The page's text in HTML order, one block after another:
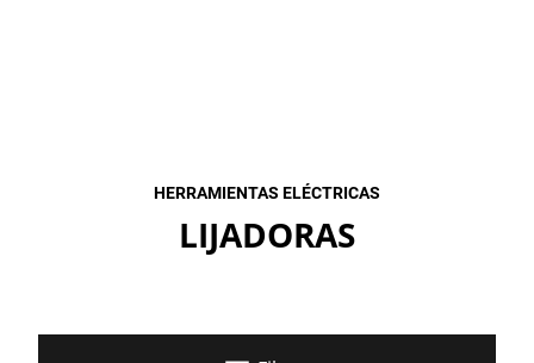
HERRAMIENTAS ELÉCTRICAS
LIJADORAS